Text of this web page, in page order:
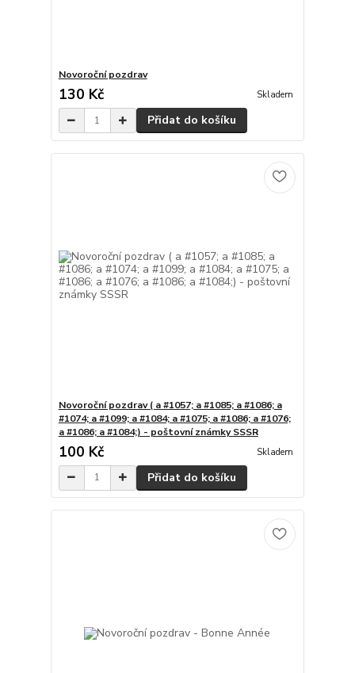
Novoroční pozdrav
130 Kč Skladem
Přidat do košíku
Novoroční pozdrav ( a #1057; a #1085; a #1086; a
#1074; a #1099; a #1084; a #1075; a #1086; a #1076;
a #1086; a #1084;) - poštovní známky SSSR
100 Kč Skladem
Přidat do košíku